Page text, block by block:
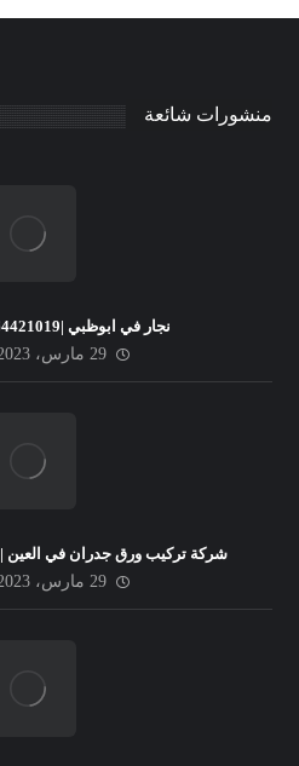
منشورات شائعة
نجار في ابوظبي |0564421019| الدرع الذهبي
29 مارس، 2023
شركة تركيب ورق جدران في العين |0564421019|الدرع الذهبي
29 مارس، 2023